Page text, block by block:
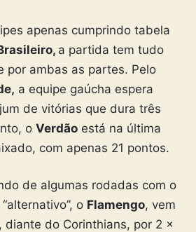
apenas cumprindo tabela
a partida tem tudo
por ambas as partes. Pelo
a equipe gaúcha espera
de vitórias que dura três
o Verdãoestá na última
com apenas 21 pontos.
de algumas rodadas com o
o Flamengo, vem
diante do Corinthians, por 2 x